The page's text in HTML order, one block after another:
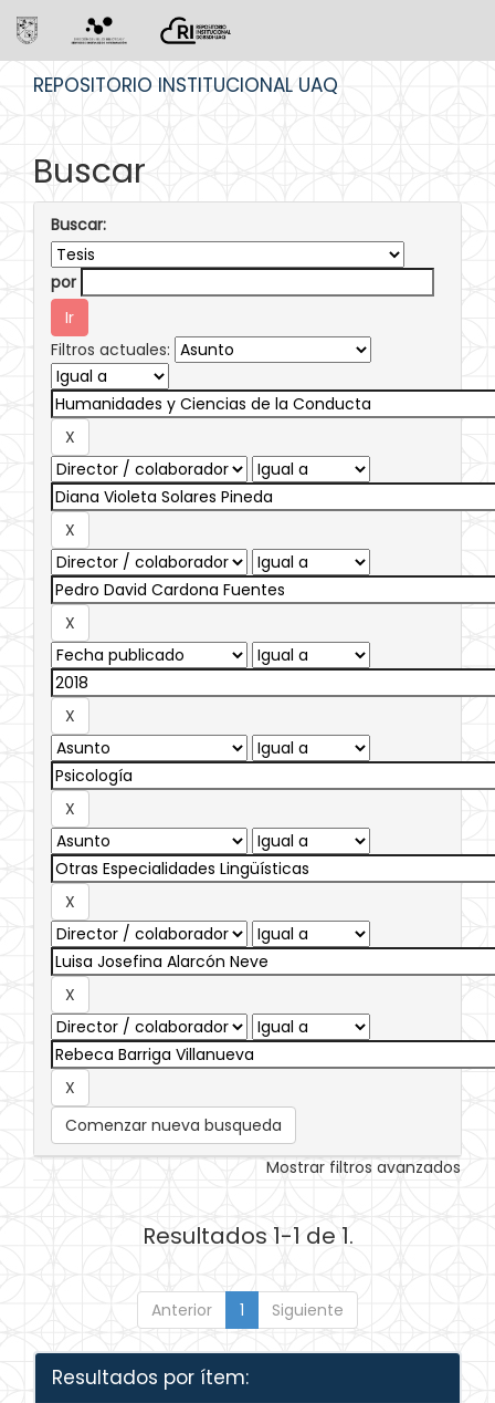
REPOSITORIO INSTITUCIONAL UAQ
Buscar
Buscar:
por
Filtros actuales:
Comenzar nueva busqueda
Mostrar filtros avanzados
Resultados 1-1 de 1.
Anterior 1 Siguiente
Resultados por ítem: